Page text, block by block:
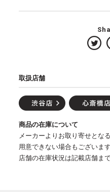
取扱店舗
商品の在庫について
メーカーよりお取り寄せとな
用意できない場合もございます
店舗の在庫状況は記載店舗ま